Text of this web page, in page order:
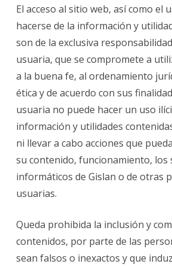
El acceso al sitio web, así como el
hacerse de la información y
son de la exclusiva
usuaria, que se compromete a
a la buena fe, al ordenamiento
ética y de acuerdo con sus
usuaria no puede hacer un uso
información y utilidades
ni llevar a cabo acciones que
su contenido, funcionamiento, los
informáticos deGislano de otras
usuarias.
Queda prohibida la inclusión y
contenidos, por parte de las
sean falsos o inexactos y que